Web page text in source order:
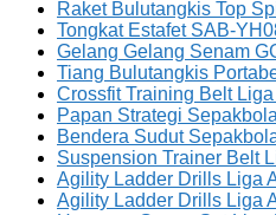
Raket Bulutangkis Top
Tongkat Estafet SAB-
Gelang Gelang Senam
Tiang Bulutangkis
Crossfit Training Belt
Papan Strategi
Bendera Sudut
Suspension Trainer Belt
Agility Ladder Drills Liga
Agility Ladder Drills Liga